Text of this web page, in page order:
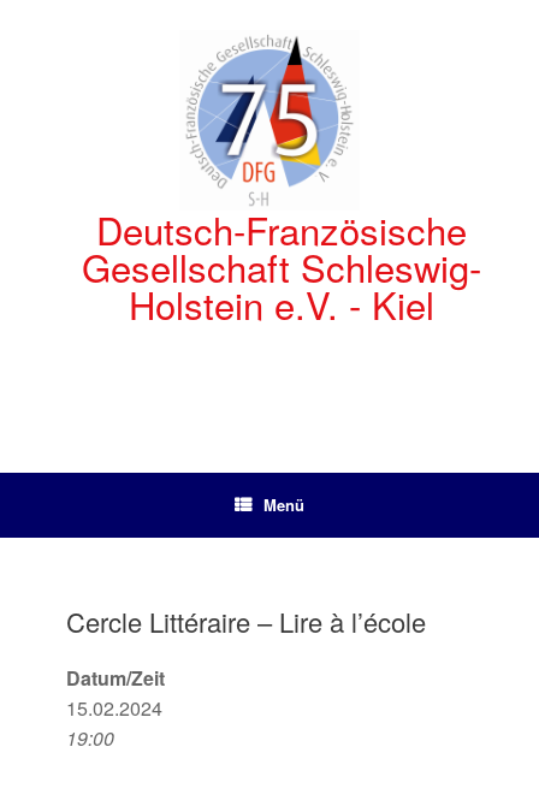
Deutsch-Französische
Gesellschaft Schleswig-
Holstein e.V. - Kiel
Menü
Cercle Littéraire – Lire à l’école
Datum/Zeit
15.02.2024
19:00